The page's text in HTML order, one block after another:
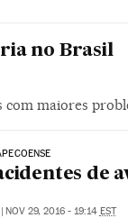
no Brasil
com maiores
de
| NOV 29, 2016 - 19:14 EST